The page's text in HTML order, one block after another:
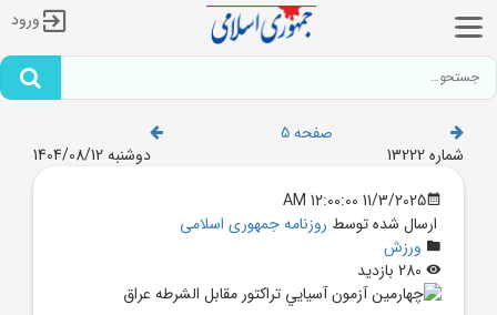
ورود
صفحه 5
شماره 13222
دوشنبه 1404/08/12
11/3/2025 12:00:00 AM
ارسال شده توسط روزنامه جمهوری اسلامی
ورزش